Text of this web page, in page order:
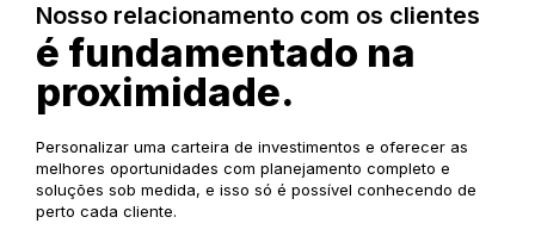
Nosso relacionamento com os clientes
é fundamentado na
proximidade.
Personalizar uma carteira de investimentos e oferecer as
melhores oportunidades com planejamento completo e
soluções sob medida, e isso só é possível conhecendo de
perto cada cliente.